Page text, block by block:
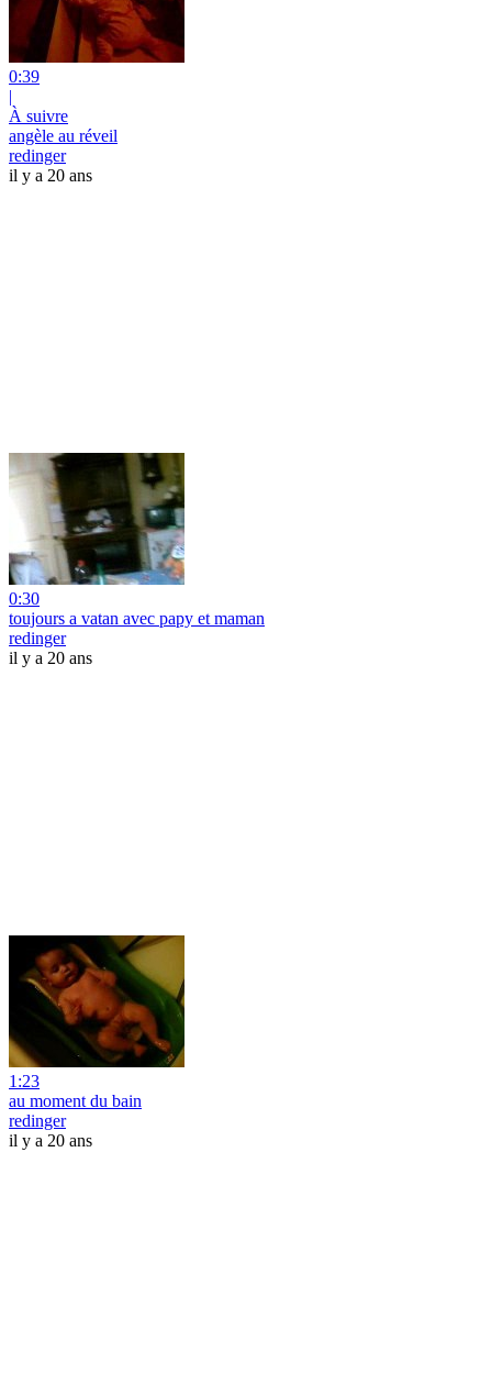
0:39
|
À suivre
angèle au réveil
redinger
il y a 20 ans
0:30
toujours a vatan avec papy et maman
redinger
il y a 20 ans
1:23
au moment du bain
redinger
il y a 20 ans